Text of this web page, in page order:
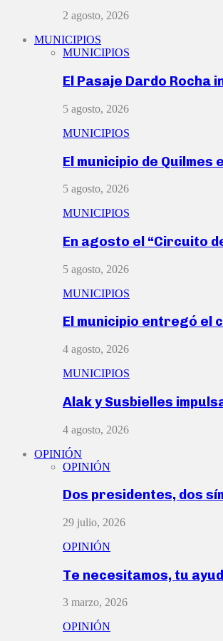
2 agosto, 2026
MUNICIPIOS
MUNICIPIOS
El Pasaje Dardo
5 agosto, 2026
MUNICIPIOS
El municipio de
5 agosto, 2026
MUNICIPIOS
En agosto el “Circuito
5 agosto, 2026
MUNICIPIOS
El municipio entregó el
4 agosto, 2026
MUNICIPIOS
Alak y Susbielles
4 agosto, 2026
OPINIÓN
OPINIÓN
Dos presidentes, dos
29 julio, 2026
OPINIÓN
Te necesitamos, tu
3 marzo, 2026
OPINIÓN